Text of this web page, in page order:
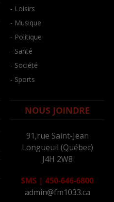
- Loisirs
- Musique
- Politique
- Santé
- Société
- Sports
NOUS JOINDRE
91,rue Saint-Jean
Longueuil (Québec)
J4H 2W8
SMS | 450-646-6800
admin@fm1033.ca